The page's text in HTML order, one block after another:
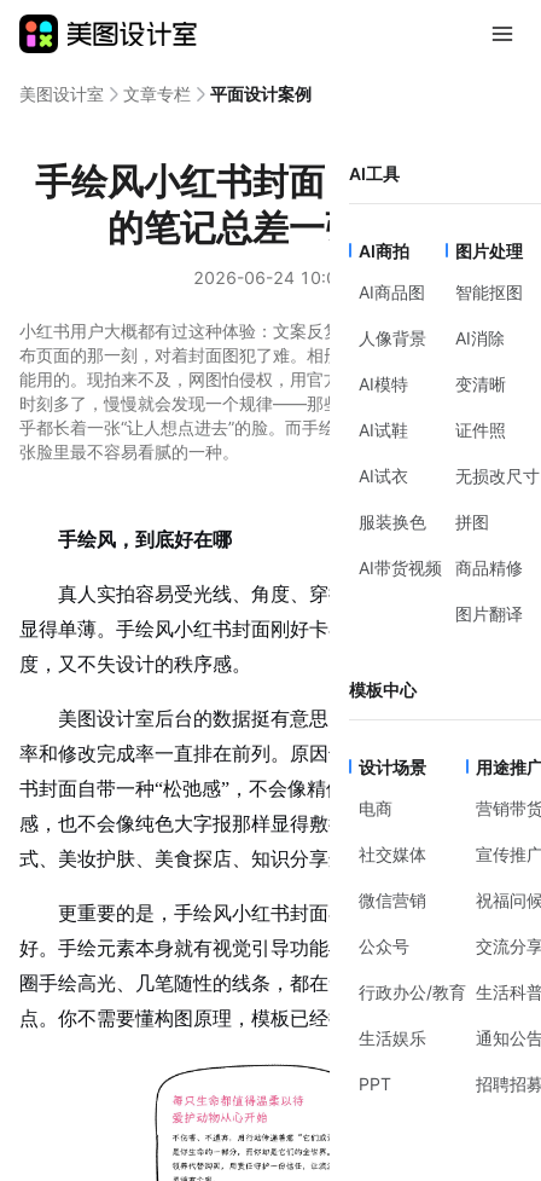
AI工具
AI商拍
AI商品图
人像背景
AI模特
AI试鞋
AI试衣
服装换色
AI带货视频
图片处理
智能抠图
AI消除
变清晰
证件照
无损改尺寸
拼图
商品精修
图片翻译
模板中心
设计场景
电商
社交媒体
微信营销
公众号
行政办公/教育
生活娱乐
PPT
用途推
营销带
宣传推
祝福问
交流分
生活科
通知公
招聘招
美图设计室 文章专栏 平面设计案例
手绘风小红书封面：为什么你
的笔记总差一张好图
2026-06-24 10:09
小红书用户大概都有过这种体验：文案反复修改了十几遍，点进发
布页面的那一刻，对着封面图犯了难。相册里翻了个遍，没有一张
能用的。现拍来不及，网图怕侵权，用官方模板又担心撞款。 这种
时刻多了，慢慢就会发现一个规律——那些数据好的笔记，封面几
乎都长着一张“让人想点进去”的脸。而手绘风小红书封面，恰好是那
张脸里最不容易看腻的一种。
手绘风，到底好在哪
真人实拍容易受光线、角度、穿搭限制，纯文字排版又
显得单薄。手绘风小红书封面刚好卡在中间——有插画的温
度，又不失设计的秩序感。
美图设计室后台的数据挺有意思，手绘风格模板的打开
率和修改完成率一直排在前列。原因也不复杂：手绘风小红
书封面自带一种“松弛感”，不会像精修摄影图那样给人距离
感，也不会像纯色大字报那样显得敷衍。它天然适合生活方
式、美妆护肤、美食探店、知识分享这些内容类型。
更重要的是，手绘风小红书封面在信息层级上天然友
好。手绘元素本身就有视觉引导功能——一个手绘箭头、一
圈手绘高光、几笔随性的线条，都在帮观众的眼睛找到重
点。你不需要懂构图原理，模板已经把视觉动线安排好了。